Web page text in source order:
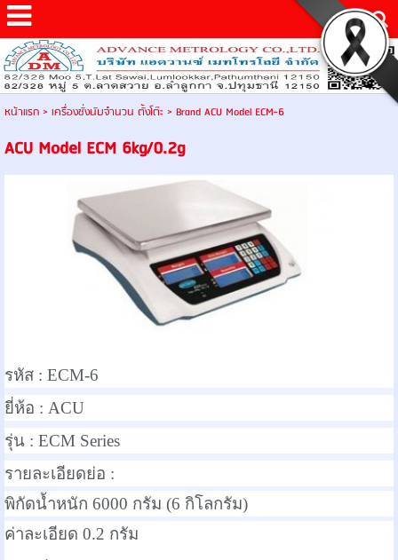
หน้าแรก> เครื่องชั่งนับจำนวน ตั้งโต๊ะ> Brand ACU Model ECM-6
ACU Model ECM 6kg/0.2g
รหัส : ECM-6
ยี่ห้อ : ACU
รุ่น : ECM Series
รายละเอียดย่อ :
พิกัดน้ำหนัก 6000 กรัม (6 กิโลกรัม)
ค่าละเอียด 0.2 กรัม